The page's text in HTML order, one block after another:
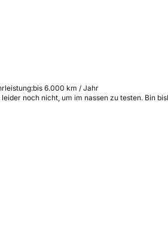
bis 6.000 km / Jahr
noch nicht, um im nassen zu testen. Bin